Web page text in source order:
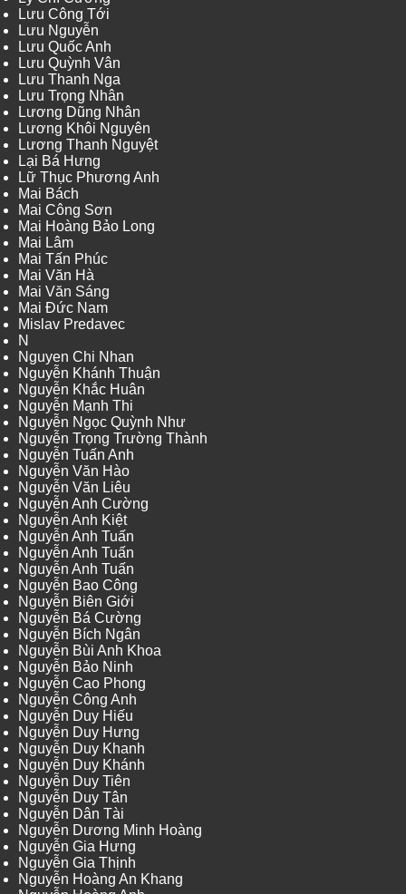
Lưu Công Tới
Lưu Nguyễn
Lưu Quốc Anh
Lưu Quỳnh Vân
Lưu Thanh Nga
Lưu Trọng Nhân
Lương Dũng Nhân
Lương Khôi Nguyên
Lương Thanh Nguyệt
Lại Bá Hưng
Lữ Thục Phương Anh
Mai Bách
Mai Công Sơn
Mai Hoàng Bảo Long
Mai Lâm
Mai Tấn Phúc
Mai Văn Hà
Mai Văn Sáng
Mai Đức Nam
Mislav Predavec
N
Nguyen Chi Nhan
Nguyễn Khánh Thuận
Nguyễn Khắc Huân
Nguyễn Mạnh Thi
Nguyễn Ngọc Quỳnh Như
Nguyễn Trọng Trường Thành
Nguyễn Tuấn Anh
Nguyễn Văn Hào
Nguyễn Văn Liêu
Nguyễn Anh Cường
Nguyễn Anh Kiệt
Nguyễn Anh Tuấn
Nguyễn Anh Tuấn
Nguyễn Anh Tuấn
Nguyễn Bao Công
Nguyễn Biên Giới
Nguyễn Bá Cường
Nguyễn Bích Ngân
Nguyễn Bùi Anh Khoa
Nguyễn Bảo Ninh
Nguyễn Cao Phong
Nguyễn Công Anh
Nguyễn Duy Hiếu
Nguyễn Duy Hưng
Nguyễn Duy Khanh
Nguyễn Duy Khánh
Nguyễn Duy Tiên
Nguyễn Duy Tân
Nguyễn Dân Tài
Nguyễn Dương Minh Hoàng
Nguyễn Gia Hưng
Nguyễn Gia Thịnh
Nguyễn Hoàng An Khang